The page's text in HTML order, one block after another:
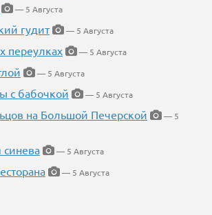
— 5 Августа
гудит
— 5 Августа
переулках
— 5 Августа
— 5 Августа
с бабочкой
— 5 Августа
на Большой Печерской
— 5
— 5 Августа
— 5 Августа